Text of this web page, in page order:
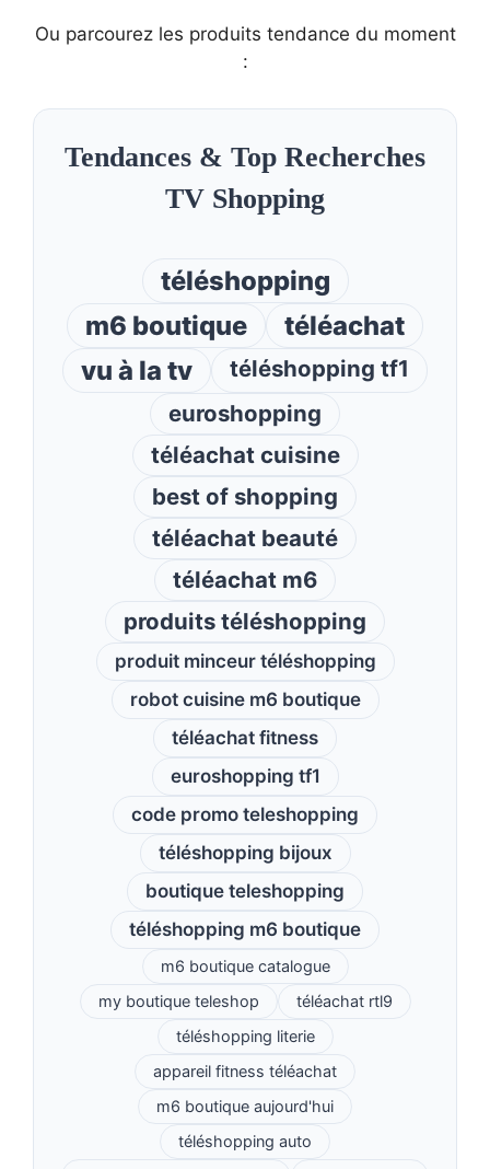
Ou parcourez les produits tendance du moment
:
Tendances & Top Recherches
TV Shopping
téléshopping
m6 boutique
téléachat
vu à la tv
téléshopping tf1
euroshopping
téléachat cuisine
best of shopping
téléachat beauté
téléachat m6
produits téléshopping
produit minceur téléshopping
robot cuisine m6 boutique
téléachat fitness
euroshopping tf1
code promo teleshopping
téléshopping bijoux
boutique teleshopping
téléshopping m6 boutique
m6 boutique catalogue
my boutique teleshop
téléachat rtl9
téléshopping literie
appareil fitness téléachat
m6 boutique aujourd'hui
téléshopping auto